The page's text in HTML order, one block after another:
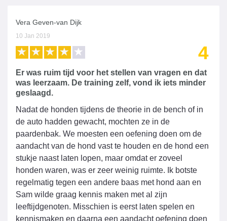
Vera Geven-van Dijk
10 Jan 2019
4
Er was ruim tijd voor het stellen van vragen en dat
was leerzaam. De training zelf, vond ik iets minder
geslaagd.
Nadat de honden tijdens de theorie in de bench of in
de auto hadden gewacht, mochten ze in de
paardenbak. We moesten een oefening doen om de
aandacht van de hond vast te houden en de hond een
stukje naast laten lopen, maar omdat er zoveel
honden waren, was er zeer weinig ruimte. Ik botste
regelmatig tegen een andere baas met hond aan en
Sam wilde graag kennis maken met al zijn
leeftijdgenoten. Misschien is eerst laten spelen en
kennismaken en daarna een aandacht oefening doen